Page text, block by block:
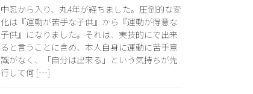
中忍から入り、丸4年が経ちました。圧倒的な変
化は『運動が苦手な子供』から『運動が得意な
子供』になりました。それは、実技的にで出来
ると言うことに含め、本人自身に運動に苦手意
識がなく、「自分は出来る」という気持ちが先
行して何 […]